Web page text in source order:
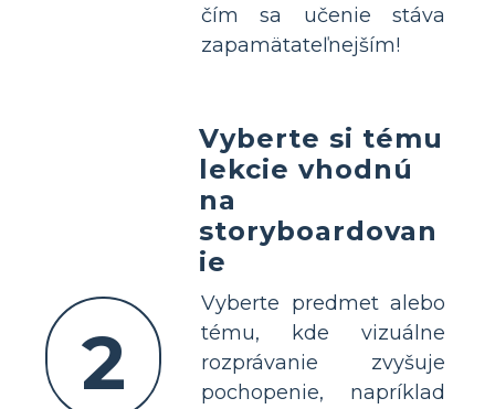
čím sa učenie stáva
zapamätateľnejším!
2
Vyberte si tému
lekcie vhodnú
na
storyboardovan
ie
Vyberte predmet alebo
tému, kde vizuálne
rozprávanie zvyšuje
pochopenie, napríklad